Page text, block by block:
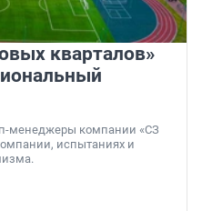
кварталов»
менеджеры компании «СЗ
испытаниях и